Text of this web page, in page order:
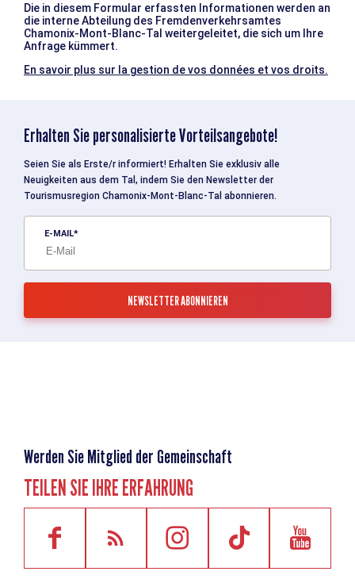
Die in diesem Formular erfassten Informationen werden an
die interne Abteilung des Fremdenverkehrsamtes
Chamonix-Mont-Blanc-Tal weitergeleitet, die sich um Ihre
Anfrage kümmert.
En savoir plus sur la gestion de vos données et vos droits.
Erhalten Sie personalisierte Vorteilsangebote!
Seien Sie als Erste/r informiert! Erhalten Sie exklusiv alle
Neuigkeiten aus dem Tal, indem Sie den Newsletter der
Tourismusregion Chamonix-Mont-Blanc-Tal abonnieren.
E-MAIL
Werden Sie Mitglied der Gemeinschaft
TEILEN SIE IHRE ERFAHRUNG